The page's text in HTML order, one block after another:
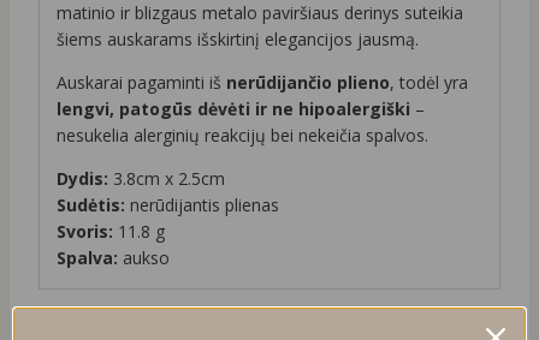
matinio ir blizgaus metalo paviršiaus derinys suteikia
šiems auskarams išskirtinį elegancijos jausmą.
Auskarai pagaminti iš nerūdijančio plieno, todėl yra
lengvi, patogūs dėvėti ir ne hipoalergiški –
nesukelia alerginių reakcijų bei nekeičia spalvos.
Dydis: 3.8cm x 2.5cm
Sudėtis: nerūdijantis plienas
Svoris: 11.8 g
Spalva: aukso